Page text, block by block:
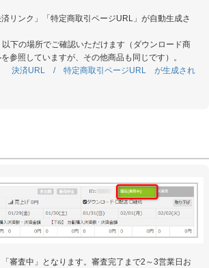
リンク」「特定商取引ページURL」が自動生成さ
下の場所でご確認いただけます（ダウンロード商
参照していますが、その他商品も同じです）。
】 決済URL / 特定商取引ページURL が生成され
審査中」となります。審査完了まで2～3営業日お